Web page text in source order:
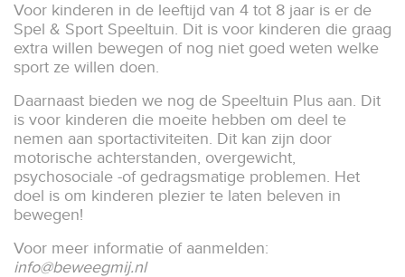
Voor kinderen in de leeftijd van 4 tot 8 jaar is er de
Spel & Sport Speeltuin. Dit is voor kinderen die graag
extra willen bewegen of nog niet goed weten welke
sport ze willen doen.
Daarnaast bieden we nog de Speeltuin Plus aan. Dit
is voor kinderen die moeite hebben om deel te
nemen aan sportactiviteiten. Dit kan zijn door
motorische achterstanden, overgewicht,
psychosociale -of gedragsmatige problemen. Het
doel is om kinderen plezier te laten beleven in
bewegen!
Voor meer informatie of aanmelden:
info@beweegmij.nl